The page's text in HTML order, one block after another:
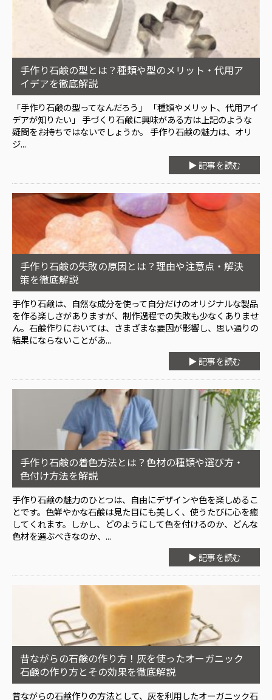
手作り石鹸の型とは？種類や型のメリット・代用ア
イデアを徹底解説
「手作り石鹸の型ってなんだろう」 「種類やメリット、代用アイ
デアが知りたい」 手づくり石鹸に興味がある方は上記のような
疑問をお持ちではないでしょうか。 手作り石鹸の魅力は、オリ
ジ...
▶ 記事を読む
手作り石鹸の失敗の原因とは？理由や注意点・解決
策を徹底解説
手作り石鹸は、自然な成分を使って自分だけのオリジナルな製品
を作る楽しさがありますが、制作過程での失敗も少なくありませ
ん。石鹸作りにおいては、さまざまな要因が影響し、思い通りの
結果にならないことがあ...
▶ 記事を読む
手作り石鹸の着色方法とは？色材の種類や選び方・
色付け方法を解説
手作り石鹸の魅力のひとつは、自由にデザインや色を楽しめるこ
とです。色鮮やかな石鹸は見た目にも美しく、使うたびに心を癒
してくれます。しかし、どのようにして色を付けるのか、どんな
色材を選ぶべきなのか、...
▶ 記事を読む
昔ながらの石鹸の作り方！灰を使ったオーガニック
石鹸の作り方とその効果を徹底解説
昔ながらの石鹸作りの方法として、灰を利用したオーガニック石